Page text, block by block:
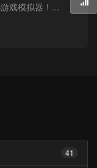
戏模拟器！...
41